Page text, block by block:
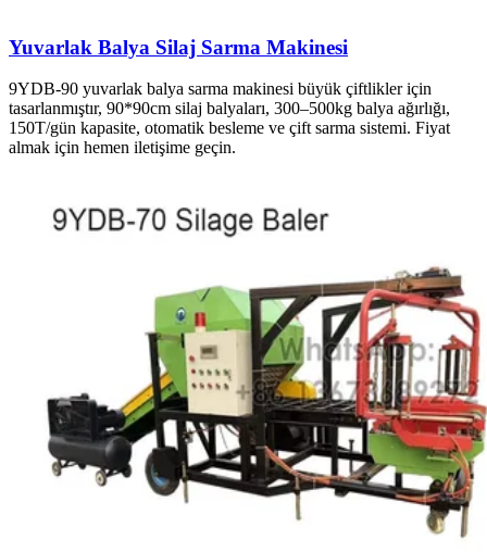
Yuvarlak Balya Silaj Sarma Makinesi
9YDB-90 yuvarlak balya sarma makinesi büyük çiftlikler için
tasarlanmıştır, 90*90cm silaj balyaları, 300–500kg balya ağırlığı,
150T/gün kapasite, otomatik besleme ve çift sarma sistemi. Fiyat
almak için hemen iletişime geçin.